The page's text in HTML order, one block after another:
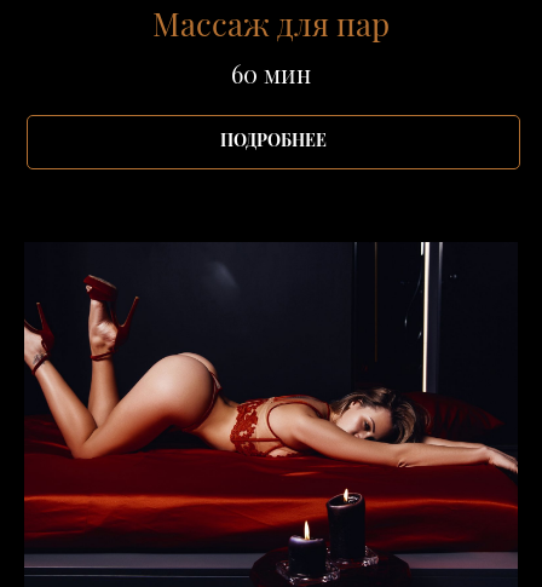
Массаж для пар
60 мин
ПОДРОБНЕЕ